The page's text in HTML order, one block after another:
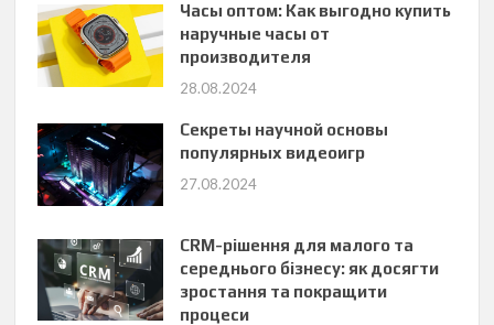
Часы оптом: Как выгодно купить
наручные часы от
производителя
28.08.2024
Секреты научной основы
популярных видеоигр
27.08.2024
CRM-рішення для малого та
середнього бізнесу: як досягти
зростання та покращити
процеси